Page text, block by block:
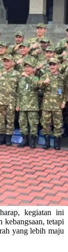
kegiatan ini
kebangsaan, tetapi
yang lebih maju